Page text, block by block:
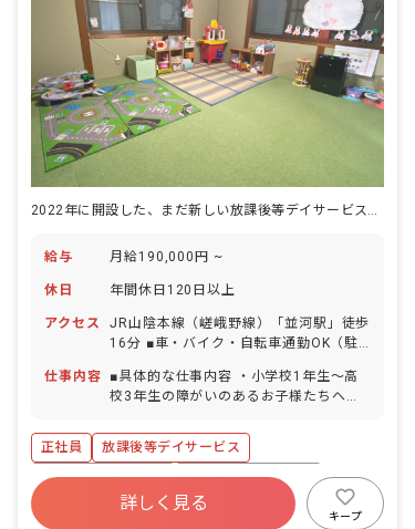
2022年に開設した、まだ新しい放課後等デイサービス。定員10名で一日の歩みを積み重ねます。
給与 月給190,000円 ~
休日 年間休日120日以上
アクセス
JR山陰本線（嵯峨野線）「並河駅」徒歩
16分 ■車・バイク・自転車通勤OK（駐
仕事内容
■具体的な仕事内容 ・小学校1年生～高
校3年生の障がいのあるお子様たちへの
などの送迎業務 ・個別支援計画に基づい
た、個別トレーニング・集団トレーニン
グ ・連絡帳記入 ・保護者対応 ■保育理
念 ジョイアスリビングは、素直で優しい
気持ちを持った子どもたちの「こころ」
正社員
放課後等デイサービス
年間休日120日以上
ボーナス・賞与あり
社会保険完備
有給
残業少なめ
詳しく見る
キープ